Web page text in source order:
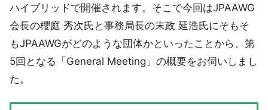
ハイブリッドで開催されます。そこで今回はJPAAWG
会長の櫻庭 秀次氏と事務局長の末政 延浩氏にそもそ
もJPAAWGがどのような団体かといったことから、第
5回となる「General Meeting」の概要をお伺いしまし
た。